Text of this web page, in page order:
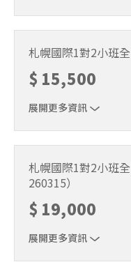
15:30（含午休1小時）
札幌國際1對2小班
$ 15,500
展開更多資訊
程時間9:30～15:30（
札幌國際1對2小班
260315）
$ 19,000
展開更多資訊